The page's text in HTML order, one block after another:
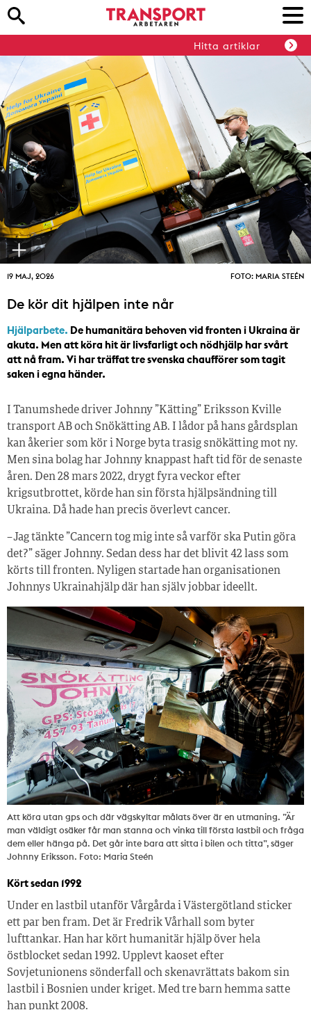
Hitta artiklar
19 MAJ, 2026 FOTO: MARIA STEÉN
De kör dit hjälpen inte når
Hjälparbete. De humanitära behoven vid fronten i Ukraina är
akuta. Men att köra hit är livsfarligt och nödhjälp har svårt
att nå fram. Vi har träffat tre svenska chaufförer som tagit
saken i egna händer.
I Tanumshede driver Johnny ”Kätting” Eriksson Kville
transport AB och Snökätting AB. I lådor på hans gårdsplan
kan åkerier som kör i Norge byta trasig snökätting mot ny.
Men sina bolag har Johnny knappast haft tid för de senaste
åren. Den 28 mars 2022, drygt fyra veckor efter
krigsutbrottet, körde han sin första hjälpsändning till
Ukraina. Då hade han precis överlevt cancer.
– Jag tänkte ”Cancern tog mig inte så varför ska Putin göra
det?” säger Johnny. Sedan dess har det blivit 42 lass som
körts till fronten. Nyligen startade han organisationen
Johnnys Ukrainahjälp där han själv jobbar ideellt.
Att köra utan gps och där vägskyltar målats över är en utmaning. ”Är
man väldigt osäker får man stanna och vinka till första lastbil och fråga
dem eller hänga på. Det går inte bara att sitta i bilen och titta”, säger
Johnny Eriksson. Foto: Maria Steén
Kört sedan 1992
Under en lastbil utanför Vårgårda i Västergötland sticker
ett par ben fram. Det är Fredrik Vårhall som byter
lufttankar. Han har kört humanitär hjälp över hela
östblocket sedan 1992. Upplevt kaoset efter
Sovjetunionens sönderfall och skenavrättats bakom sin
lastbil i Bosnien under kriget. Med tre barn hemma satte
han punkt 2008.